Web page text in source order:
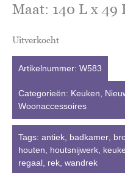
Maat: 140 L x 49
Uitverkocht
Artikelnummer: W583
Categorieën: Keuken
Woonaccessoires
Tags: antiek badkamer
houten
houtsnijwerk
regaal rek wandrek